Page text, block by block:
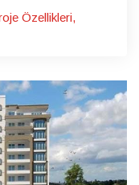
Özellikleri,